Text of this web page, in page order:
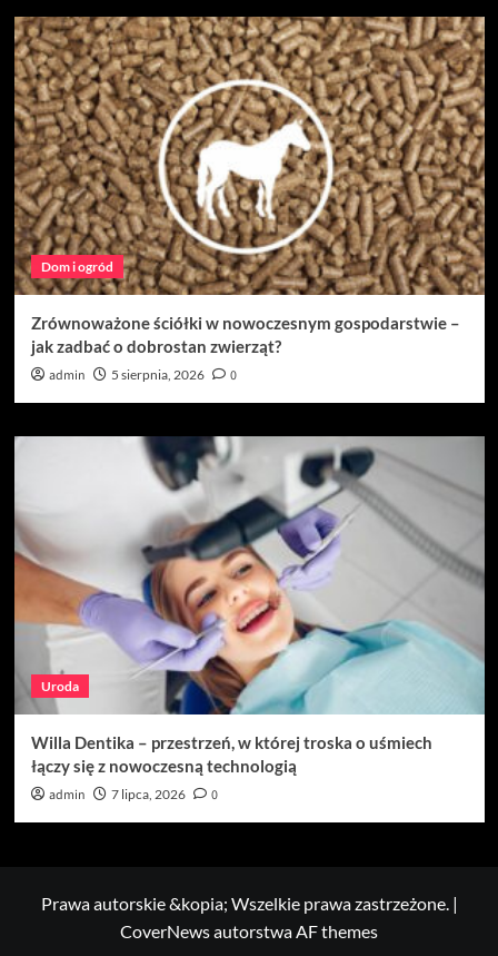
Dom i ogród
Zrównoważone ściółki w nowoczesnym gospodarstwie –
jak zadbać o dobrostan zwierząt?
admin 5 sierpnia, 2026 0
Uroda
Willa Dentika – przestrzeń, w której troska o uśmiech
łączy się z nowoczesną technologią
admin 7 lipca, 2026 0
Prawa autorskie &kopia; Wszelkie prawa zastrzeżone. |
CoverNewsautorstwa AF themes